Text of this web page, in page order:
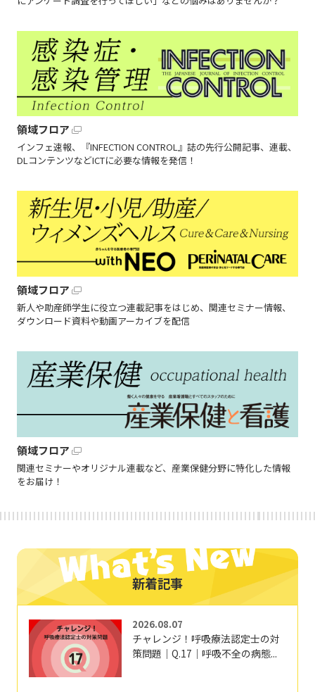
領域フロア
インフェ速報、『INFECTION CONTROL』誌の先行公開記事、連載、
DLコンテンツなどICTに必要な情報を発信！
領域フロア
新人や助産師学生に役立つ連載記事をはじめ、関連セミナー情報、
ダウンロード資料や動画アーカイブを配信
領域フロア
関連セミナーやオリジナル連載など、産業保健分野に特化した情報
をお届け！
新着記事
2026.08.07
チャレンジ！呼吸療法認定士の対
策問題｜Q.17｜呼吸不全の病態...